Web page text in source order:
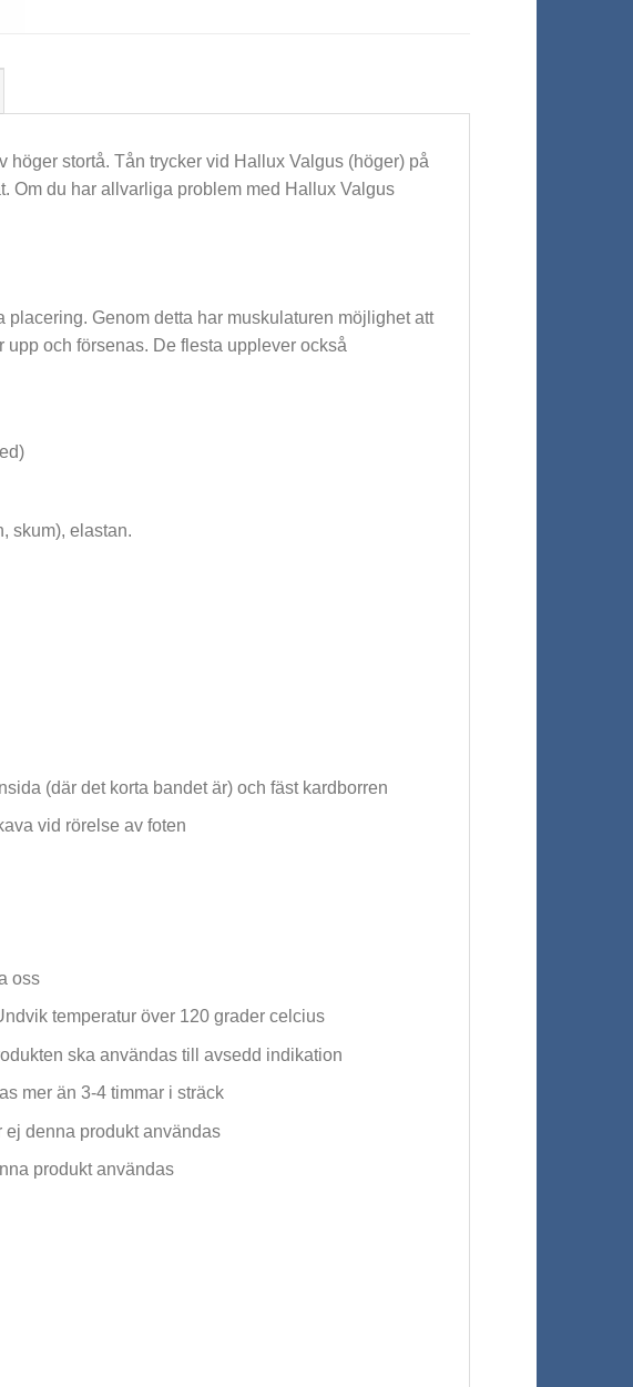
höger stortå. Tån trycker vid Hallux Valgus (höger) på
Om du har allvarliga problem med Hallux Valgus
placering. Genom detta har muskulaturen möjlighet att
och försenas. De flesta upplever också
skum), elastan.
(där det korta bandet är) och fäst kardborren
vid rörelse av foten
oss
temperatur över 120 grader celcius
ska användas till avsedd indikation
mer än 3-4 timmar i sträck
ej denna produkt användas
produkt användas